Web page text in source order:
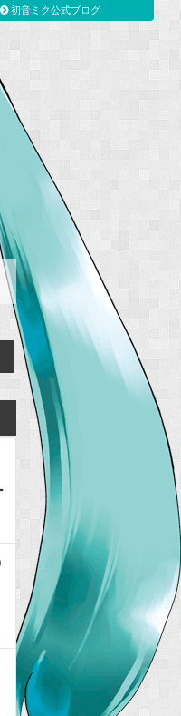
初音ミク公式ブログ